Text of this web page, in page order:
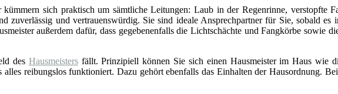
sich praktisch um sämtliche Leitungen: Laub in der Regenrinne, verstopfte
zuverlässig und vertrauenswürdig. Sie sind ideale Ansprechpartner für Sie, sobald es
außerdem dafür, dass gegebenenfalls die Lichtschächte und Fangkörbe sowie
des Hausmeistersfällt. Prinzipiell können Sie sich einen Hausmeister im Haus wie
reibungslos funktioniert. Dazu gehört ebenfalls das Einhalten der Hausordnung.